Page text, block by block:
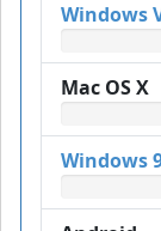
Windows
Mac OS X
Windows